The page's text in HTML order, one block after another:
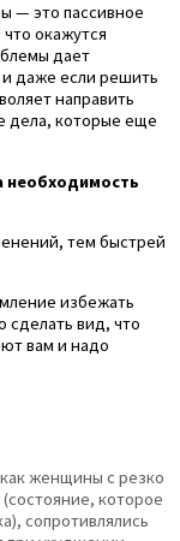
— это пассивное
окажутся
дает
и даже если решить
направить
дела, которые еще
необходимость
тем быстрей
избежать
сделать вид, что
вам и надо
женщины с резко
которое
сопротивлялись